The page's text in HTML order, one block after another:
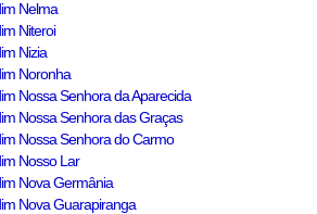
Nelma
Niteroi
Nizia
Noronha
Nossa Senhora da Aparecida
Nossa Senhora das Graças
Nossa Senhora do Carmo
Nosso Lar
Nova Germânia
Nova Guarapiranga